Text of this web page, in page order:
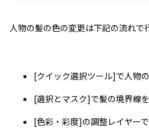
人物の髪の色の変更は下記の流れで
[クイック選択ツール]で人物
[選択とマスク]で髪の境界線
[色彩・彩度]の調整レイヤー